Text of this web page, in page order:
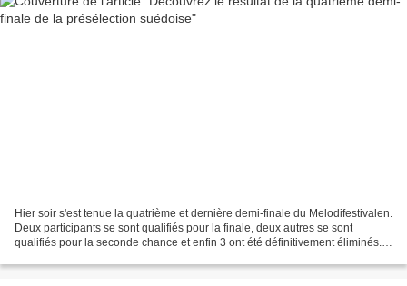
Hier soir s'est tenue la quatrième et dernière demi-finale du Melodifestivalen.
Deux participants se sont qualifiés pour la finale, deux autres se sont
qualifiés pour la seconde chance et enfin 3 ont été définitivement éliminés.